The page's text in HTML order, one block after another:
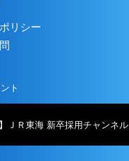
リシー
ト
】ＪＲ東海 新卒採用チャンネル